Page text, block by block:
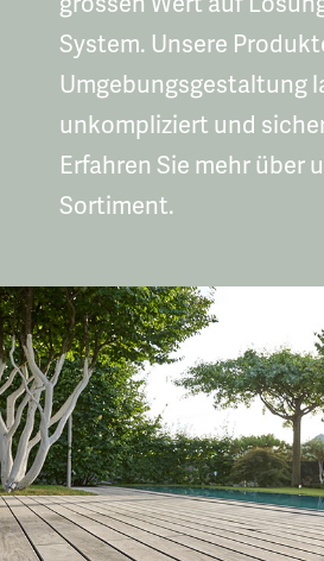
System. Unsere
Umgebungsgestaltung
unkompliziert und
Erfahren Sie mehr über
Sortiment.